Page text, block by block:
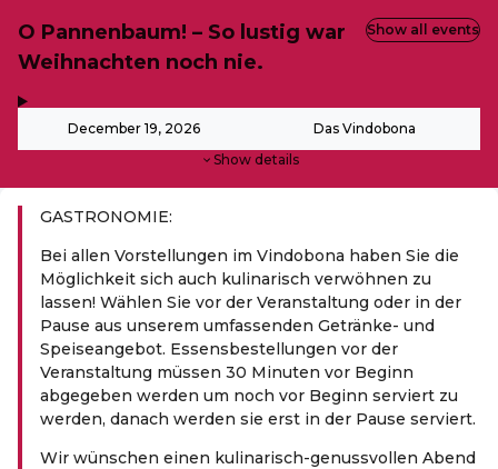
O Pannenbaum! – So lustig war
Weihnachten noch nie.
December 19, 2026 Das Vindobona
Show details
Show all events
GASTRONOMIE:
Bei allen Vorstellungen im Vindobona haben Sie die
Möglichkeit sich auch kulinarisch verwöhnen zu
lassen! Wählen Sie vor der Veranstaltung oder in der
Pause aus unserem umfassenden Getränke- und
Speiseangebot. Essensbestellungen vor der
Veranstaltung müssen 30 Minuten vor Beginn
abgegeben werden um noch vor Beginn serviert zu
werden, danach werden sie erst in der Pause serviert.
Wir wünschen einen kulinarisch-genussvollen Abend